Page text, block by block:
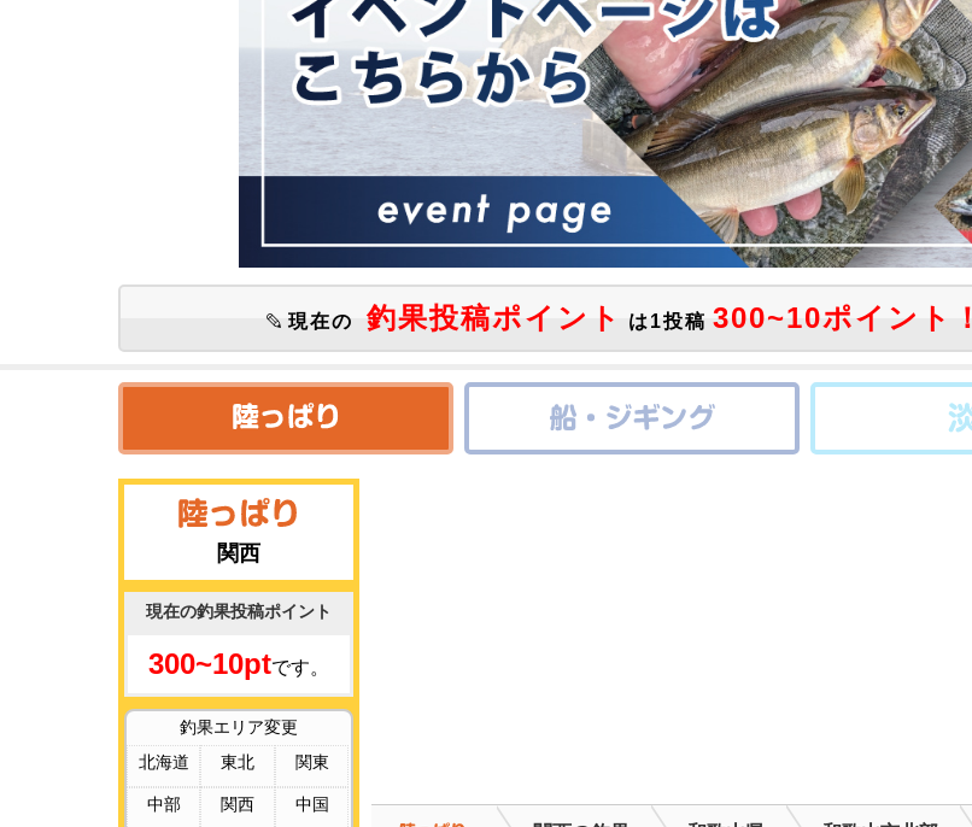
現在の 釣果投稿ポイント は1投稿 300~10ポイント！
関西
現在の釣果投稿ポイント
300~10ptです。
釣果エリア変更
北海道
東北 関東
中部 関西 中国